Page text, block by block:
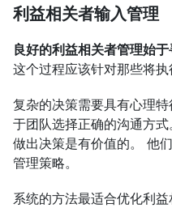
利益相关者输入管理
良好的利益相关者管理始
这个过程应该针对那些将执
复杂的决策需要具有心理
于团队选择正确的沟通方
做出决策是有价值的。 他
管理策略。
系统的方法最适合优化利